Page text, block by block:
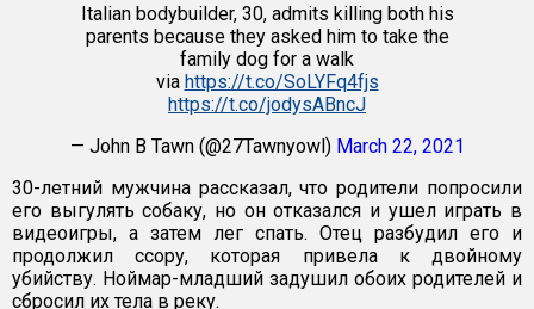
Italian bodybuilder, 30, admits killing both his
parents because they asked him to take the
family dog for a walk
via https://t.co/SoLYFq4fjs
https://t.co/jodysABncJ
— John B Tawn (@27Tawnyowl) March 22, 2021
30-летний мужчина рассказал, что родители попросили
его выгулять собаку, но он отказался и ушел играть в
видеоигры, а затем лег спать. Отец разбудил его и
продолжил ссору, которая привела к двойному
убийству. Ноймар-младший задушил обоих родителей и
сбросил их тела в реку.